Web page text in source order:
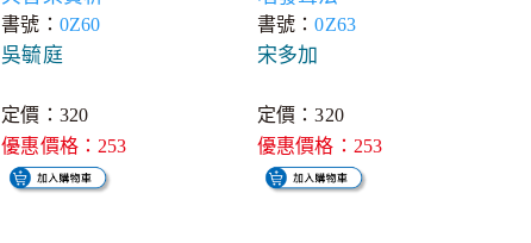
書號： 0Z60
吳毓庭
定價：320
優惠價格：253
書號：0Z63
宋多加
定價：320
優惠價格：253